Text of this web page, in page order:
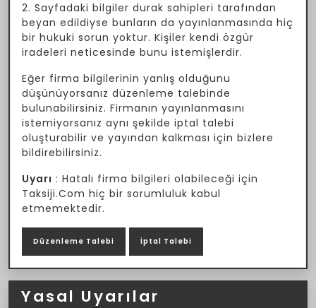
2. Sayfadaki bilgiler durak sahipleri tarafından
beyan edildiyse bunların da yayınlanmasında hiç
bir hukuki sorun yoktur. Kişiler kendi özgür
iradeleri neticesinde bunu istemişlerdir.
Eğer firma bilgilerinin yanlış olduğunu
düşünüyorsanız düzenleme talebinde
bulunabilirsiniz. Firmanın yayınlanmasını
istemiyorsanız aynı şekilde iptal talebi
oluşturabilir ve yayından kalkması için bizlere
bildirebilirsiniz.
Uyarı : Hatalı firma bilgileri olabileceği için
Taksiji.Com hiç bir sorumluluk kabul
etmemektedir.
Düzenleme Talebi İptal Talebi
Yasal Uyarılar